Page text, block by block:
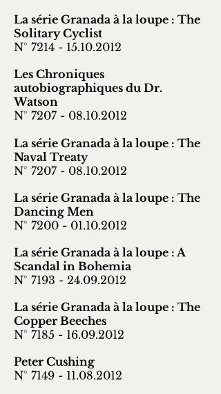
La série Granada à la loupe : The
Solitary Cyclist
N° 7214 - 15.10.2012
Les Chroniques
autobiographiques du Dr.
Watson
N° 7207 - 08.10.2012
La série Granada à la loupe : The
Naval Treaty
N° 7207 - 08.10.2012
La série Granada à la loupe : The
Dancing Men
N° 7200 - 01.10.2012
La série Granada à la loupe : A
Scandal in Bohemia
N° 7193 - 24.09.2012
La série Granada à la loupe : The
Copper Beeches
N° 7185 - 16.09.2012
Peter Cushing
N° 7149 - 11.08.2012